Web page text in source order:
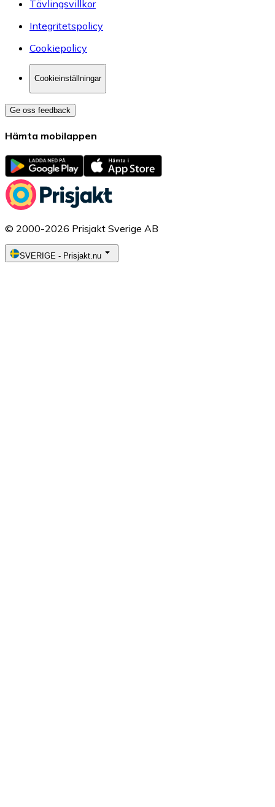
Tävlingsvillkor
Integritetspolicy
Cookiepolicy
Cookieinställningar
Ge oss feedback
Hämta mobilappen
© 2000-2026 Prisjakt Sverige AB
SVERIGE - Prisjakt.nu